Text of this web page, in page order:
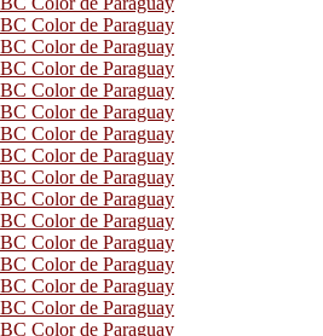
Color de Paraguay
Color de Paraguay
Color de Paraguay
Color de Paraguay
Color de Paraguay
Color de Paraguay
Color de Paraguay
Color de Paraguay
Color de Paraguay
Color de Paraguay
Color de Paraguay
Color de Paraguay
Color de Paraguay
Color de Paraguay
Color de Paraguay